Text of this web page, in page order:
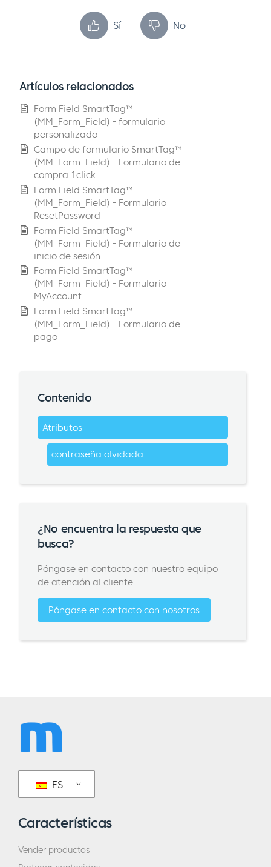
Sí No
Artículos relacionados
Form Field SmartTag™
(MM_Form_Field) - formulario
personalizado
Campo de formulario SmartTag™
(MM_Form_Field) - Formulario de
compra 1click
Form Field SmartTag™
(MM_Form_Field) - Formulario
ResetPassword
Form Field SmartTag™
(MM_Form_Field) - Formulario de
inicio de sesión
Form Field SmartTag™
(MM_Form_Field) - Formulario
MyAccount
Form Field SmartTag™
(MM_Form_Field) - Formulario de
pago
Contenido
Atributos
contraseña olvidada
¿No encuentra la respuesta que
busca?
Póngase en contacto con nuestro equipo
de atención al cliente
Póngase en contacto con nosotros
ES
Características
Vender productos